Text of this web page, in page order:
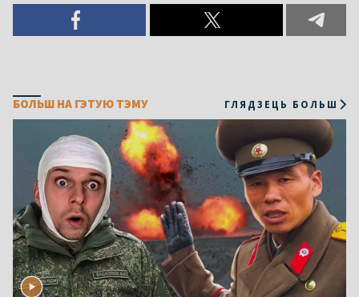
БОЛЬШ НА ГЭТУЮ ТЭМУ ГЛЯДЗЕЦЬ БОЛЬШ